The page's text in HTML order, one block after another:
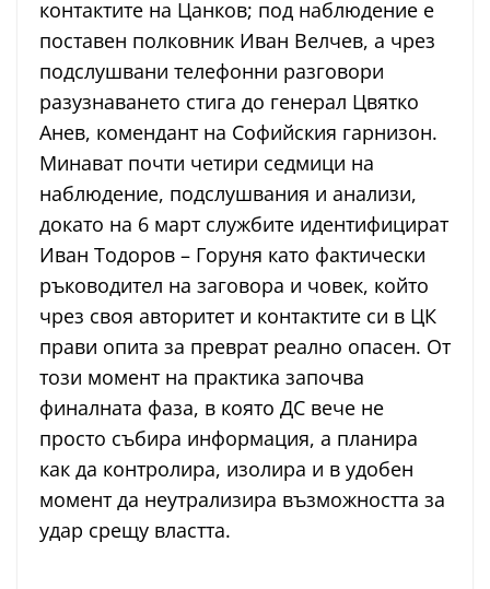
контактите на Цанков; под наблюдение е
поставен полковник Иван Велчев, а чрез
подслушвани телефонни разговори
разузнаването стига до генерал Цвятко
Анев, комендант на Софийския гарнизон.
Минават почти четири седмици на
наблюдение, подслушвания и анализи,
докато на 6 март службите идентифицират
Иван Тодоров – Горуня като фактически
ръководител на заговора и човек, който
чрез своя авторитет и контактите си в ЦК
прави опита за преврат реално опасен. От
този момент на практика започва
финалната фаза, в която ДС вече не
просто събира информация, а планира
как да контролира, изолира и в удобен
момент да неутрализира възможността за
удар срещу властта.